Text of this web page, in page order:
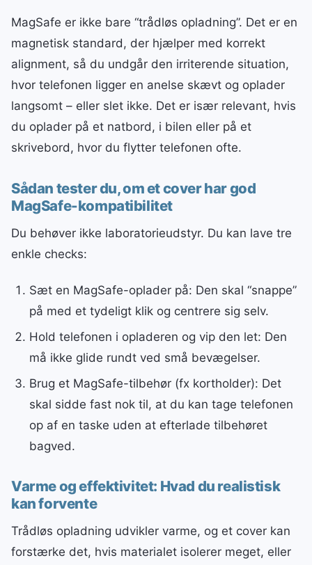
MagSafe er ikke bare “trådløs opladning”. Det er en
magnetisk standard, der hjælper med korrekt
alignment, så du undgår den irriterende situation,
hvor telefonen ligger en anelse skævt og oplader
langsomt – eller slet ikke. Det er især relevant, hvis
du oplader på et natbord, i bilen eller på et
skrivebord, hvor du flytter telefonen ofte.
Sådan tester du, om et cover har god
MagSafe-kompatibilitet
Du behøver ikke laboratorieudstyr. Du kan lave tre
enkle checks:
Sæt en MagSafe-oplader på: Den skal “snappe”
på med et tydeligt klik og centrere sig selv.
Hold telefonen i opladeren og vip den let: Den
må ikke glide rundt ved små bevægelser.
Brug et MagSafe-tilbehør (fx kortholder): Det
skal sidde fast nok til, at du kan tage telefonen
op af en taske uden at efterlade tilbehøret
bagved.
Varme og effektivitet: Hvad du realistisk
kan forvente
Trådløs opladning udvikler varme, og et cover kan
forstærke det, hvis materialet isolerer meget, eller